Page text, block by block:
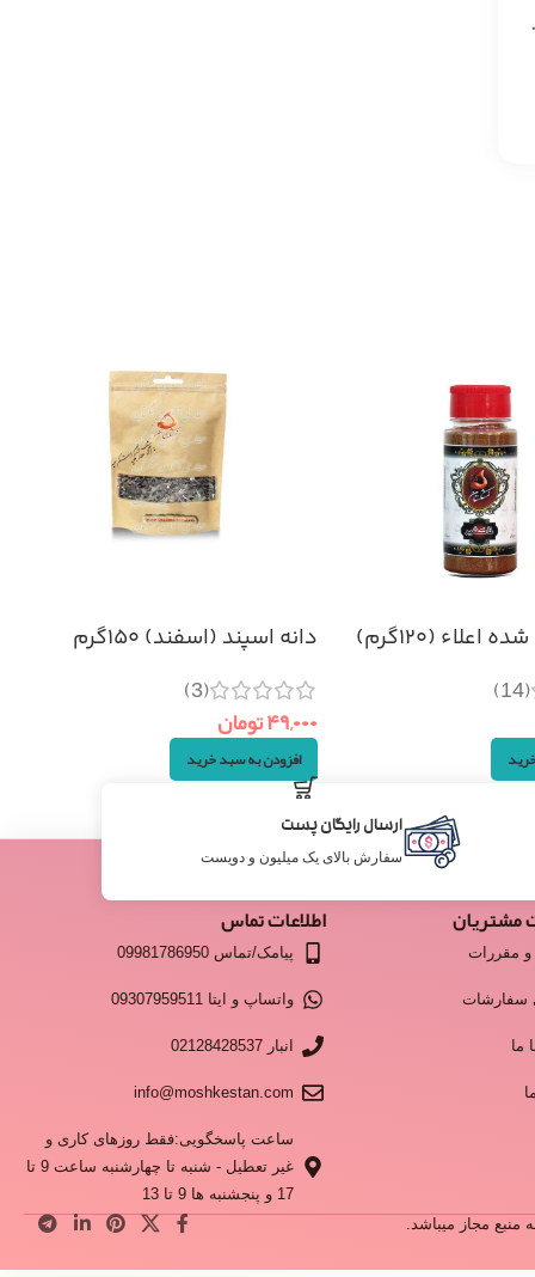
(۱۲۰گرم)
(14)
دانه اسپند (اسفند) ۱۵۰گرم
(3)
۴۹,۰۰۰تومان
افزودن به سبد خرید
ارسال رایگان پست
سفارش بالای یک میلیون و دویست
مشتریان
مقررات
سفارشات
ما
اطلاعات تماس
پیامک/تماس 09981786950
واتساپ و ایتا 09307959511
انبار 02128428537
info@moshkestan.com
ساعت پاسخگویی:فقط روزهای کاری و
غیر تعطیل - شنبه تا چهارشنبه ساعت 9 تا
17 و پنجشنبه ها 9 تا 13
مجاز میباشد.